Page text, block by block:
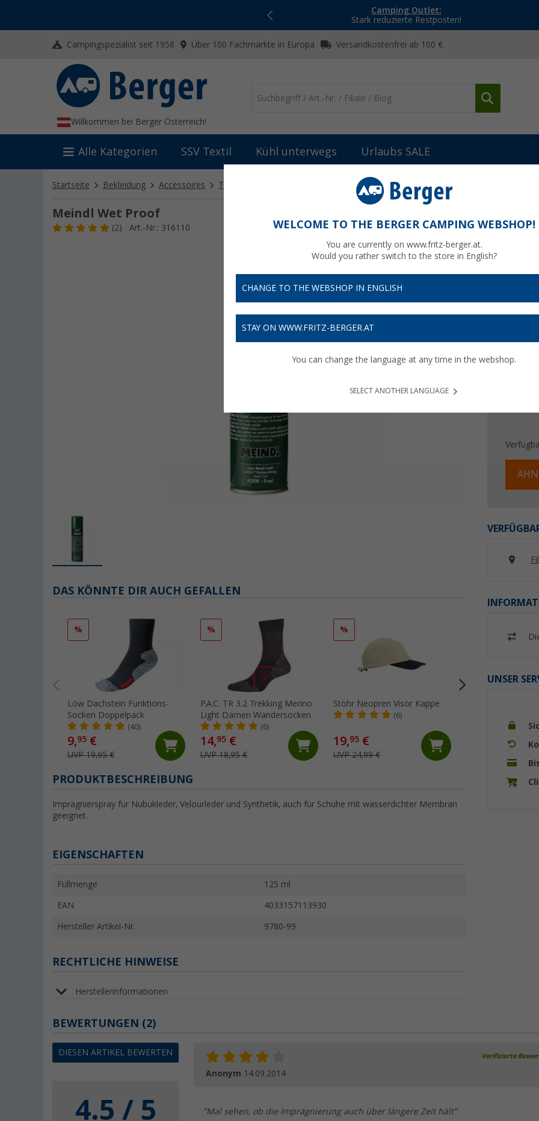
Camping Outlet:
Stark reduzierte Restposten!
Campingspezialist seit 1958 Über 100 Fachmärkte in Europa Versandkostenfrei ab 100 €
Willkommen bei Berger Österreich!
Alle Kategorien SSV Textil Kühl unterwegs Urlaubs SALE
Startseite Bekleidung Accessoires Textilpflege
Meindl Wet Proof
(2) Art.-Nr.: 316110
11,
Bis zu
UNSER
DAS KÖNNTE DIR AUCH GEFALLEN
%
Löw Dachstein Funktions-
Socken Doppelpack
(40)
9,95 €
UVP 19,95 €
%
P.A.C. TR 3.2 Trekking Merino
Light Damen Wandersocken
(6)
14,95 €
UVP 18,95 €
%
Stöhr Neopren Visor Kappe
(6)
19,95 €
UVP 24,99 €
(10)
PRODUKTBESCHREIBUNG
Imprägnierspray für Nubukleder, Velourleder und Synthetik, auch für Schuhe mit wasserdichter Membran
geeignet.
EIGENSCHAFTEN
Füllmenge 125 ml
EAN 4033157113930
Hersteller Artikel-Nr. 9780-99
RECHTLICHE HINWEISE
Herstellerinformationen
BEWERTUNGEN (2)
DIESEN ARTIKEL BEWERTEN
4.5 / 5
Verifizierte
Anonym 14.09.2014
"Mal sehen, ob die Imprägnierung auch über längere Zeit hält"
WELCOME TO THE BERGER CAMPING WEBSHOP!
You are currently on www.fritz-berger.at.
Would you rather switch to the store in English?
CHANGE TO THE WEBSHOP IN ENGLISH
STAY ON WWW.FRITZ-BERGER.AT
You can change the language at any time in the webshop.
SELECT ANOTHER LANGUAGE